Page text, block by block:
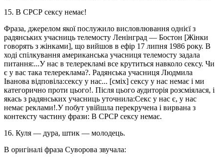
15. В СРСР сексу немає!
Фраза, джерелом якої послужило висловлювання однієї з
радянських учасниць телемосту Ленінград — Бостон [Жінки
говорять з жінками], що вийшов в ефір 17 липня 1986 року. В
ході спілкування американська учасниця телемосту задала
питання:...У нас в телерекламі все крутиться навколо сексу. Чи
є у вас така телереклама?. Радянська учасниця Людмила
Іванова відповіла:сексу у нас... [сміх] сексу у нас немає і ми
категорично проти цього!. Після цього аудиторія розсміялася, і
якась з радянських учасниць уточнила:Секс у нас є, у нас
немає реклами!.У побут увійшла перекручена і вирвана з
контексту частину фрази: В СРСР сексу немає.
16. Куля — дура, штик — молодець.
В оригіналі фраза Суворова звучала: